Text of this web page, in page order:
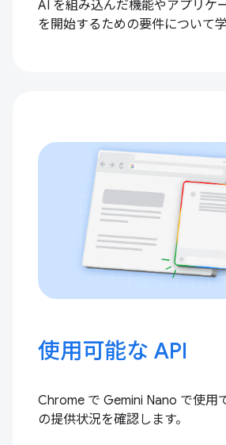
AI を組み込んだ機能やアプリケ
を開始するための要件について学
使用可能な API
Chrome で Gemini Nano で使用
の提供状況を確認します。